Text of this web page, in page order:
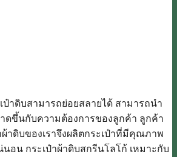
ป๋าดิบสามารถย่อยสลายได้ สามารถนำ
ดขึ้นกับความต้องการของลูกค้า ลูกค้า
ผ้าดิบของเราจึงผลิตกระเป๋าที่มีคุณภาพ
อน กระเป๋าผ้าดิบสกรีนโลโก้ เหมาะกับ